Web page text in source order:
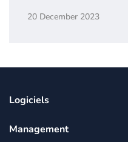
20 December 2023
Logiciels
Management